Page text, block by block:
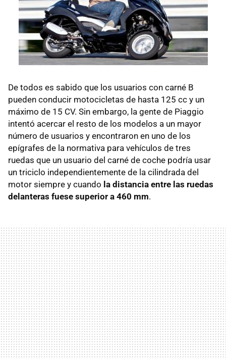
De todos es sabido que los usuarios con carné B
pueden conducir motocicletas de hasta 125 cc y un
máximo de 15 CV. Sin embargo, la gente de Piaggio
intentó acercar el resto de los modelos a un mayor
número de usuarios y encontraron en uno de los
epígrafes de la normativa para vehículos de tres
ruedas que un usuario del carné de coche podría usar
un triciclo independientemente de la cilindrada del
motor siempre y cuando la distancia entre las ruedas
delanteras fuese superior a 460 mm.